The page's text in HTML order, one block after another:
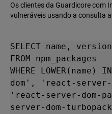
Os clientes da Guardicore com
vulneráveis usando a consulta
SELECT name, version
FROM npm_packages
WHERE
dom', 'react-server-
'react-server-dom-
server-dom-